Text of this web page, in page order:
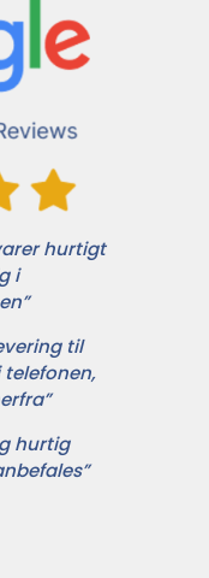
hurtigt
i
til
telefonen,
hurtig